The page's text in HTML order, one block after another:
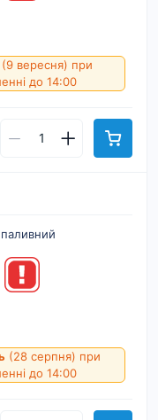
(9 вересня) при
до 14:00
(28 серпня) при
до 14:00